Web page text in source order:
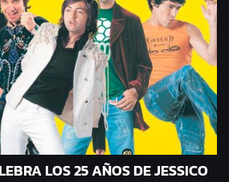
LOS 25 AÑOS DE JESSICO